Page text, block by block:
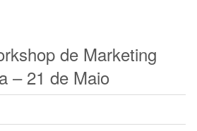
de Marketing
– 21 de Maio